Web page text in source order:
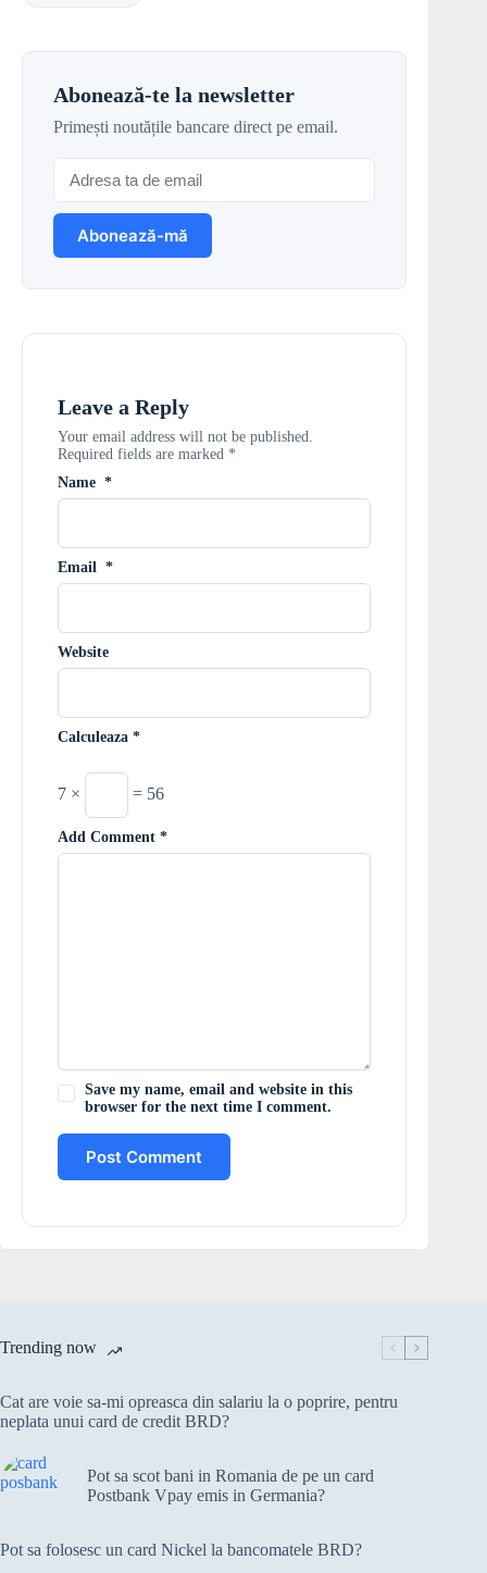
Abonează-te la newsletter
Primești noutățile bancare direct pe email.
Leave a Reply
Your email address will not be published.
Required fields are marked *
Name *
Email *
Website
Calculeaza *
7 × = 56
Add Comment *
Save my name, email and website in this
browser for the next time I comment.
Post Comment
Trending now
Cat are voie sa-mi opreasca din salariu la o poprire, pentru
neplata unui card de credit BRD?
Pot sa scot bani in Romania de pe un card
Postbank Vpay emis in Germania?
Pot sa folosesc un card Nickel la bancomatele BRD?